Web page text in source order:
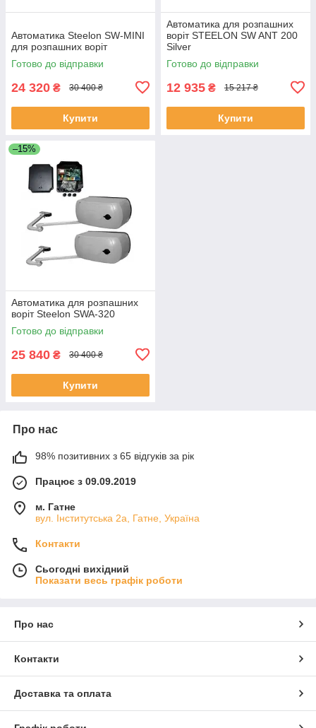
Автоматика Steelon SW-MINI
для розпашних воріт
Готово до відправки
24 320 ₴ 30 400 ₴
Купити
Автоматика для розпашних
воріт STEELON SW ANT 200
Silver
Готово до відправки
12 935 ₴ 15 217 ₴
Купити
–15%
Автоматика для розпашних
воріт Steelon SWA-320
Готово до відправки
25 840 ₴ 30 400 ₴
Купити
Про нас
98% позитивних з 65 відгуків за рік
Працює з 09.09.2019
м. Гатне
вул. Інститутська 2а, Гатне, Україна
Контакти
Сьогодні вихідний
Показати весь графік роботи
Про нас
Контакти
Доставка та оплата